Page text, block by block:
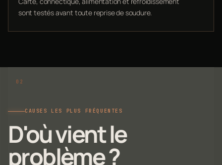
sont testés avant toute reprise de soudure.
CAUSES LES PLUS FRÉQUENTES
D'où vient le
problème ?